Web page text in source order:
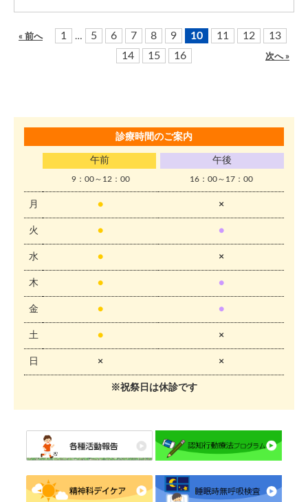
« 前へ 1 … 5 6 7 8 9 10 11 12
13
14
15 16 次へ »
診療時間のご案内
午前 午後
9：00～12：00 16：00～17：00
月 ● ×
火 ● ●
水 ● ×
木 ● ●
金 ● ●
土 ● ×
日 × ×
※祝祭日は休診です